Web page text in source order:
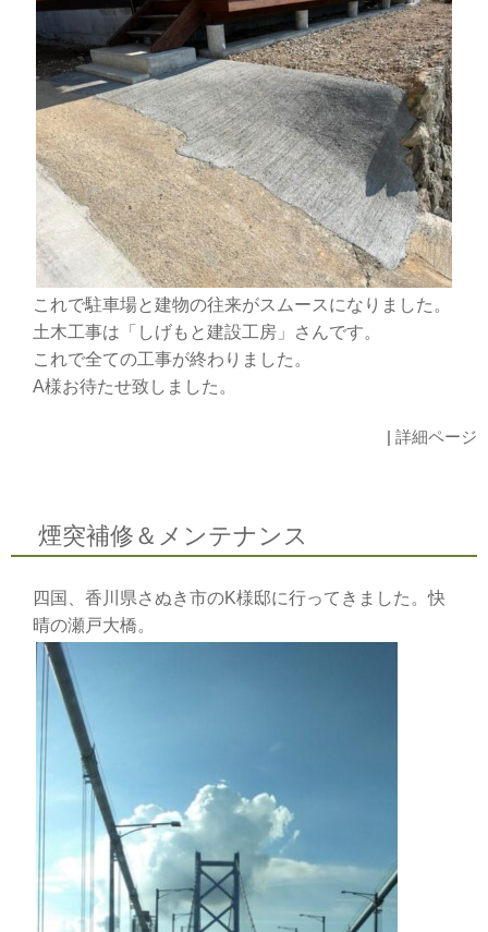
これで駐車場と建物の往来がスムースになりました。
土木工事は「しげもと建設工房」さんです。
これで全ての工事が終わりました。
A様お待たせ致しました。
| 詳細ページ
煙突補修＆メンテナンス
四国、香川県さぬき市のK様邸に行ってきました。快
晴の瀬戸大橋。